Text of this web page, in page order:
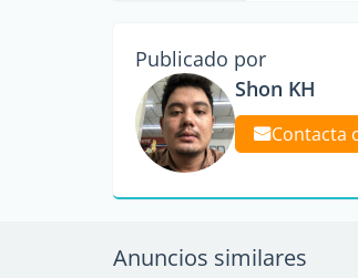
Publicado por
Shon KH
Contacta
Anuncios similares